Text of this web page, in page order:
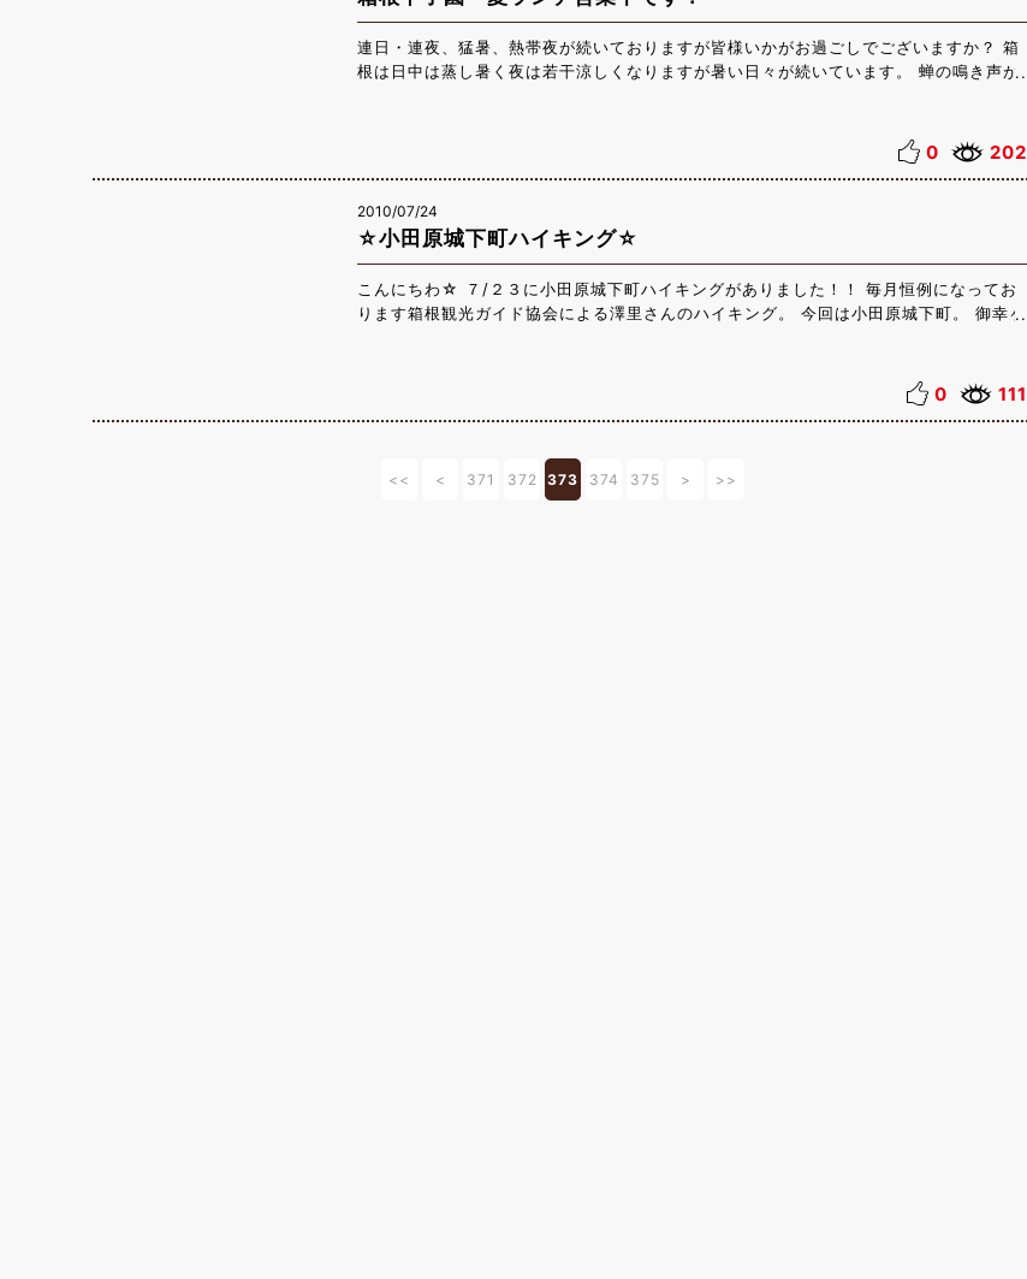
連日・連夜、猛暑、熱帯夜が続いておりますが皆様いかがお過ごしでございますか？ 箱
根は日中は蒸し暑く夜は若干涼しくなりますが暑い日々が続いています。 蝉の鳴き声が
５円」 「スパゲティ・明太子 ポモドーロ・各１，５７５
円」 「ミックスサンドウィッチ・９４５円」 和食では 「刺身定
「天丼 ・１，５７５円」
「天ざる蕎麦 ・１，６８０円」 その他にも軽食・デザートのメニュー、お子様のメニ
ューもご用意しております。 夏バテ解消に是非、箱根甲子園レストランをご利用くださ
いませ。
0 202
2010/07/24
☆小田原城下町ハイキング☆
こんにちわ☆ ７/２３に小田原城下町ハイキングがありました！！ 毎月恒例になってお
ります箱根観光ガイド協会による澤里さんのハイキング。 今回は小田原城下町。 御幸ヶ
るハイキングは毎月企画しておりますので、ぜひ一度参加してみませんか？！ 今後の予
定 ８月２０日（金） 箱根町～箱根神社（早朝ハイキング） レベル：初級 時間 朝６時
グでございますので、気持ちの良い日を過ごせると思います！！ ご予約・お問い合わせ
箱根甲子園 0460-84-0123
0 111
<< < 371 372 373 374 375 > >>